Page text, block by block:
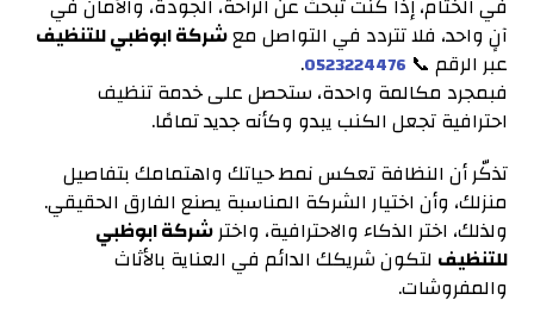
في الختام، إذا كنت تبحث عن الراحة، الجودة، والأمان في
آنٍ واحد، فلا تتردد في التواصل معشركة ابوظبي للتنظيف
عبر الرقم 📞 0523224476
.
فبمجرد مكالمة واحدة، ستحصل على خدمة تنظيف
احترافية تجعل الكنب يبدو وكأنه جديد تمامًا.
تذكّر أن النظافة تعكس نمط حياتك واهتمامك بتفاصيل
منزلك، وأن اختيار الشركة المناسبة يصنع الفارق الحقيقي.
ولذلك، اختر الذكاء والاحترافية، واخترشركة ابوظبي
للتنظيف لتكون شريكك الدائم في العناية بالأثاث
والمفروشات.